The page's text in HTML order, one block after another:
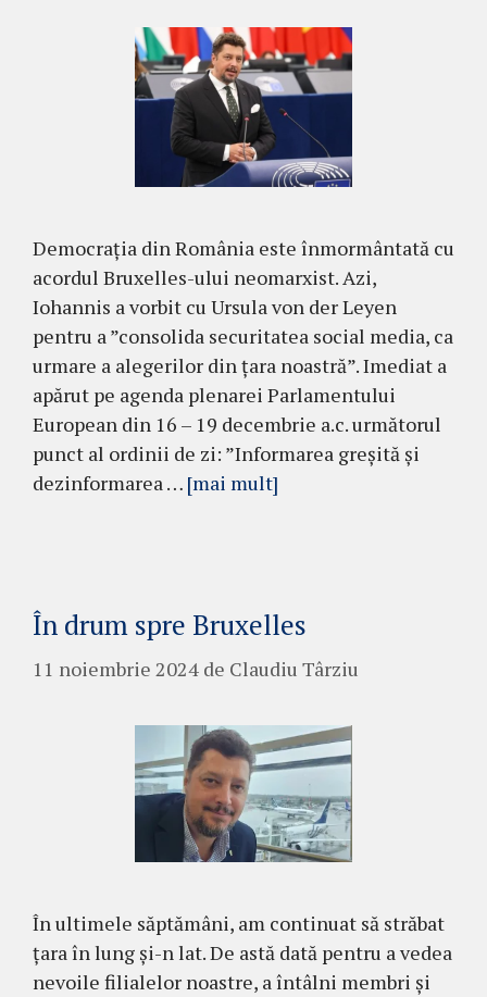
Democrația din România este înmormântată cu
acordul Bruxelles-ului neomarxist. Azi,
Iohannis a vorbit cu Ursula von der Leyen
pentru a ”consolida securitatea social media, ca
urmare a alegerilor din țara noastră”. Imediat a
apărut pe agenda plenarei Parlamentului
European din 16 – 19 decembrie a.c. următorul
punct al ordinii de zi: ”Informarea greșită și
dezinformarea … [mai mult]
În drum spre Bruxelles
11 noiembrie 2024 de Claudiu Târziu
În ultimele săptămâni, am continuat să străbat
țara în lung și-n lat. De astă dată pentru a vedea
nevoile filialelor noastre, a întâlni membri și